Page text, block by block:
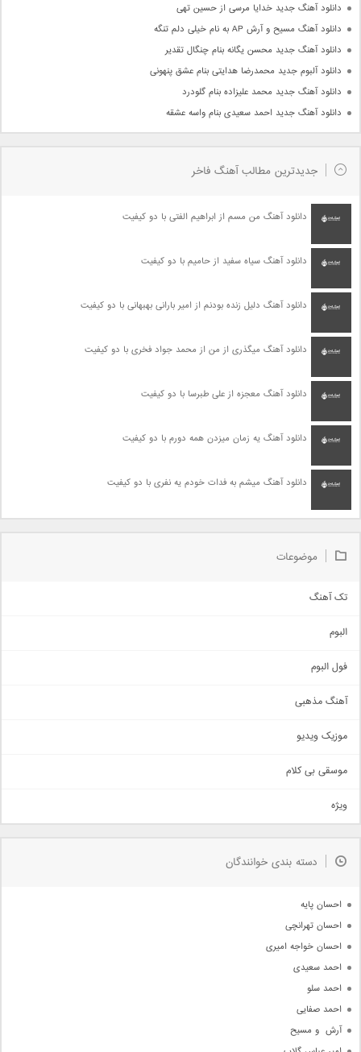
دانلود آهنگ جدید خدایا مرسی از حسین تهی
دانلود آهنگ مسیح و آرش AP به نام خیلی دلم تنگه
دانلود آهنگ جدید محسن یگانه بنام چنگال تقدیر
دانلود آلبوم جدید محمدرضا هدایتی بنام عشق پنهونی
دانلود آهنگ جدید محمد علیزاده بنام گلودرد
دانلود آهنگ جدید احمد سعیدی بنام واسه عشقه
جدیدترین مطالب آهنگ فاخر
دانلود آهنگ من مسم از ابراهیم الفتی با دو کیفیت
دانلود آهنگ سیاه سفید از حامیم با دو کیفیت
دانلود آهنگ دلیل زنده بودنم از امیر بارانی بهبهانی با دو کیفیت
دانلود آهنگ میگذری از من از محمد جواد فخری با دو کیفیت
دانلود آهنگ معجزه از علی طبرسا با دو کیفیت
دانلود آهنگ یه زمان میزدن همه دورم با دو کیفیت
دانلود آهنگ میشم به فدات خودم یه نفری با دو کیفیت
موضوعات
تک آهنگ
اجتماعی
حماسی
سنتی
اهنگ بندرعباسی
دمو
مذهبی
جدیدترین ها
البوم
فول البوم
آهنگ مذهبی
موزیک ویدیو
موسقی بی کلام
ویژه
دسته بندی خوانندگان
احسان پایه
احسان تهرانچی
احسان خواجه امیری
احمد سعیدی
احمد سلو
احمد صفایی
آرش  و مسیح